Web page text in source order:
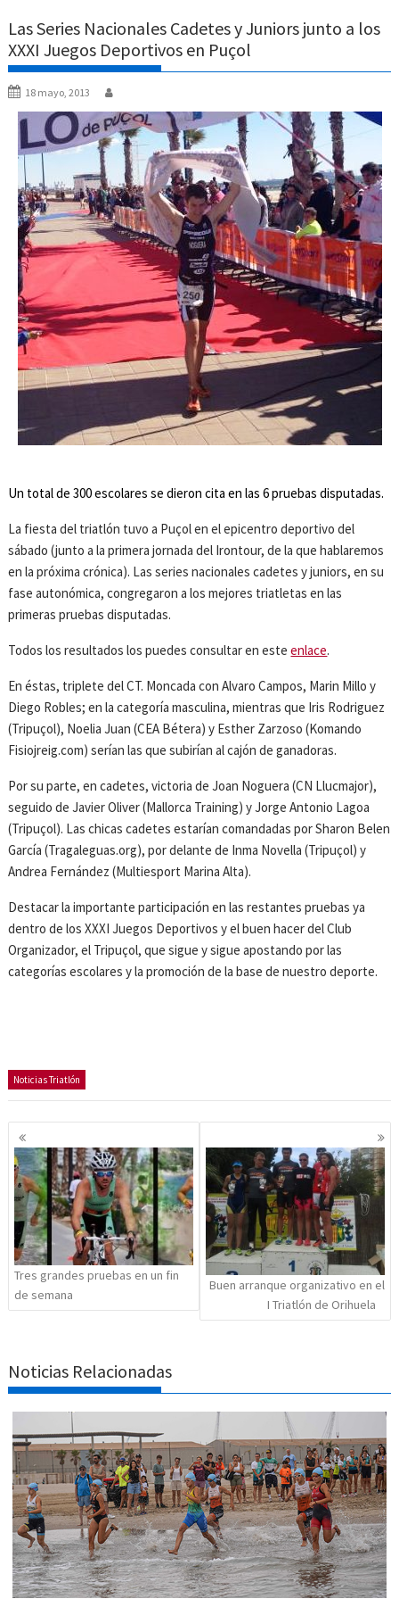
Las Series Nacionales Cadetes y Juniors junto a los
XXXI Juegos Deportivos en Puçol
18 mayo, 2013
Un total de 300 escolares se dieron cita en las 6 pruebas disputadas.
La fiesta del triatlón tuvo a Puçol en el epicentro deportivo del
sábado (junto a la primera jornada del Irontour, de la que hablaremos
en la próxima crónica). Las series nacionales cadetes y juniors, en su
fase autonómica, congregaron a los mejores triatletas en las
primeras pruebas disputadas.
Todos los resultados los puedes consultar en esteenlace.
En éstas, triplete del CT. Moncada con Alvaro Campos, Marin Millo y
Diego Robles; en la categoría masculina, mientras que Iris Rodriguez
(Tripuçol), Noelia Juan (CEA Bétera) y Esther Zarzoso (Komando
Fisiojreig.com) serían las que subirían al cajón de ganadoras.
Por su parte, en cadetes, victoria de Joan Noguera (CN Llucmajor),
seguido de Javier Oliver (Mallorca Training) y Jorge Antonio Lagoa
(Tripuçol). Las chicas cadetes estarían comandadas por Sharon Belen
García (Tragaleguas.org), por delante de Inma Novella (Tripuçol) y
Andrea Fernández (Multiesport Marina Alta).
Destacar la importante participación en las restantes pruebas ya
dentro de los XXXI Juegos Deportivos y el buen hacer del Club
Organizador, el Tripuçol, que sigue y sigue apostando por las
categorías escolares y la promoción de la base de nuestro deporte.
Noticias Triatlón
Navegación
de
entradas
Tres grandes pruebas en un fin
de semana
Buen arranque organizativo en el
I Triatlón de Orihuela
Noticias Relacionadas